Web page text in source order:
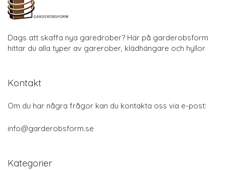
Dags att skaffa nya garedrober? Här på garderobsform
hittar du alla typer av garerober, klädhängare och hyllor
Kontakt
Om du har några frågor kan du kontakta oss via e-post:
info@garderobsform.se
Kategorier